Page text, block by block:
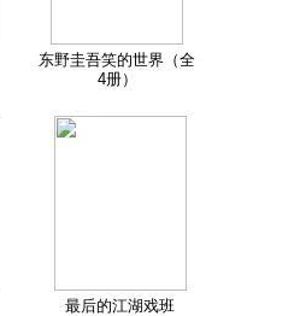
东野圭吾笑的世界（全
4册）
最后的江湖戏班